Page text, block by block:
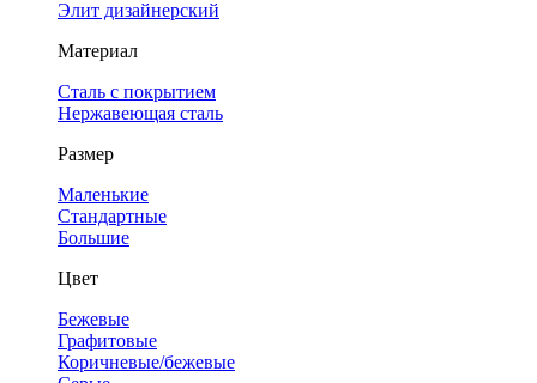
Элит дизайнерский
Материал
Сталь с покрытием
Нержавеющая сталь
Размер
Маленькие
Стандартные
Большие
Цвет
Бежевые
Графитовые
Коричневые/бежевые